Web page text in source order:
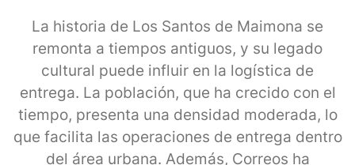
La historia de Los Santos de Maimona se
remonta a tiempos antiguos, y su legado
cultural puede influir en la logística de
entrega. La población, que ha crecido con el
tiempo, presenta una densidad moderada, lo
que facilita las operaciones de entrega dentro
del área urbana. Además, Correos ha